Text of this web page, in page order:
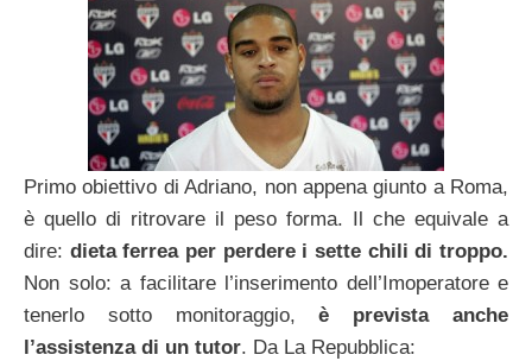
Primo obiettivo di Adriano, non appena giunto a Roma,
è quello di ritrovare il peso forma. Il che equivale a
dire: dieta ferrea per perdere i sette chili di troppo.
Non solo: a facilitare l’inserimento dell’Imoperatore e
tenerlo sotto monitoraggio,è prevista anche
l’assistenza di un tutor. Da La Repubblica: